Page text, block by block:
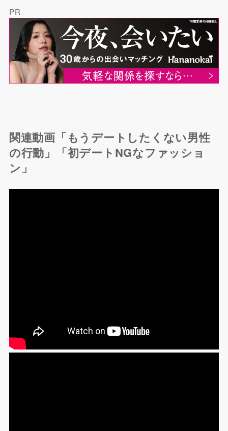
PR
関連動画「もうデートしたくない男性
の行動」「初デートNGなファッショ
ン」